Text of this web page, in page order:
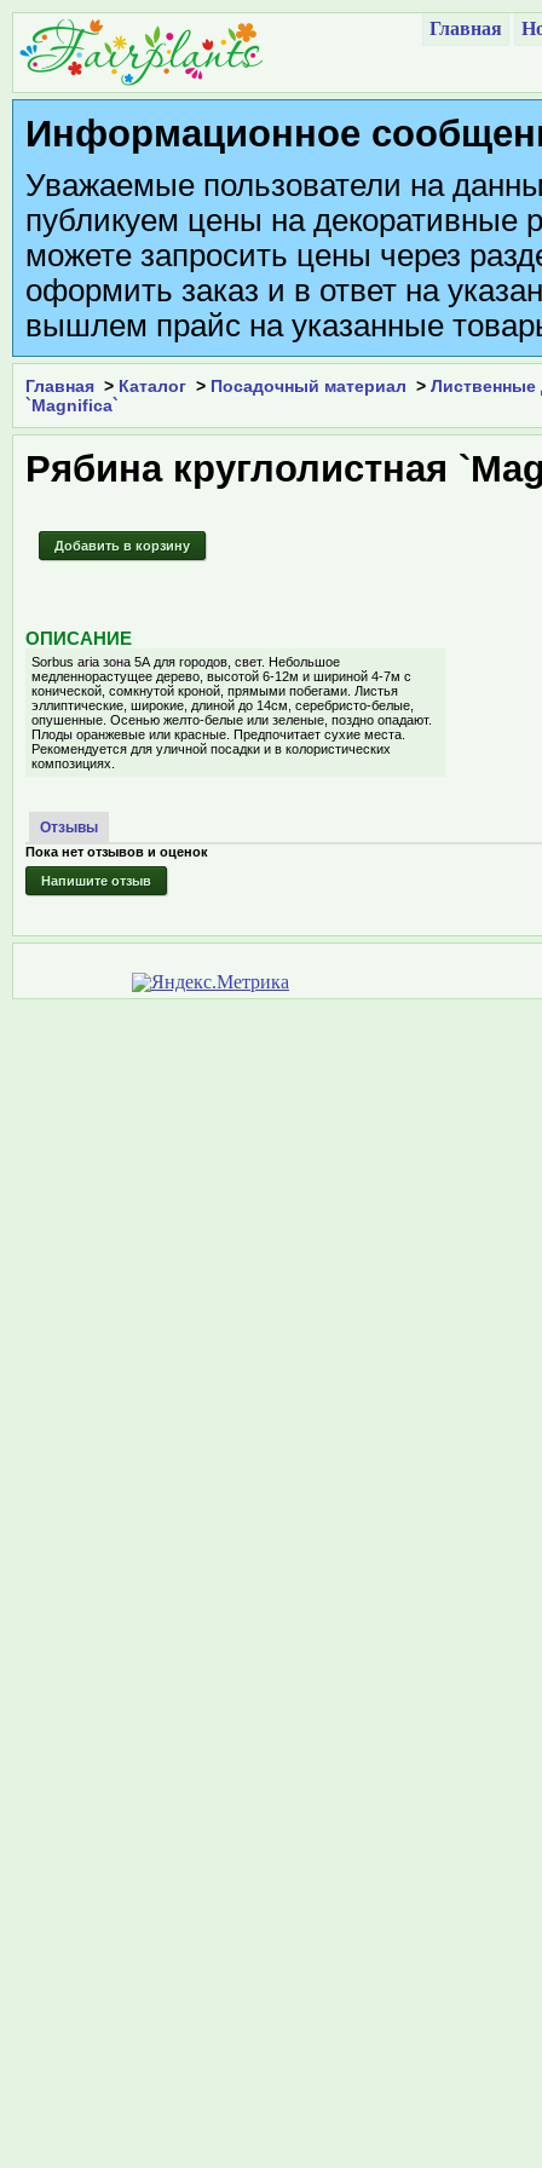
Главная
Информационное
Уважаемые пользователи на
публикуем цены на декоративные
можете запросить цены через
оформить заказ и в ответ на
вышлем прайс на указанные
Главная > Каталог > Посадочный материал > Лиственные
`Magnifica`
Рябина круглолистная
Добавить в корзину
ОПИСАНИЕ
Sorbus aria зона 5А для городов, свет. Небольшое
медленнорастущее дерево, высотой 6-12м и шириной 4-7м с
конической, сомкнутой кроной, прямыми побегами. Листья
эллиптические, широкие, длиной до 14см, серебристо-белые,
опушенные. Осенью желто-белые или зеленые, поздно опадают.
Плоды оранжевые или красные. Предпочитает сухие места.
Рекомендуется для уличной посадки и в колористических
композициях.
Отзывы
Пока нет отзывов и оценок
Напишите отзыв